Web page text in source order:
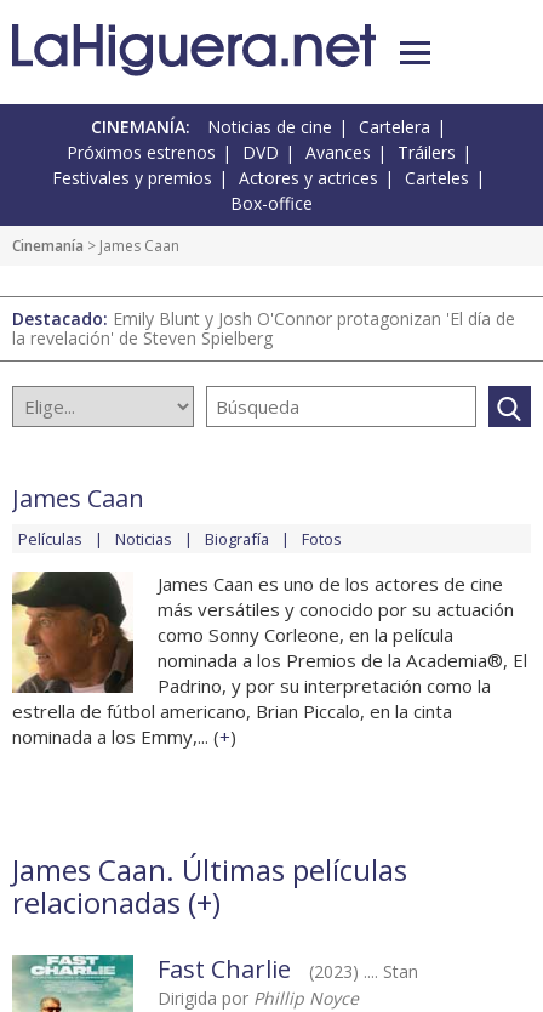
CINEMANÍA: Noticias de cine
Cartelera
Próximos estrenos
DVD Avances
Tráilers
Festivales y premios
Actores y actrices
Carteles
Box-office
Cinemanía > James Caan
Destacado: Emily Blunt y Josh O'Connor protagonizan 'El día de
la revelación' de Steven Spielberg
James Caan
Películas Noticias Biografía Fotos
James Caan es uno de los actores de cine
más versátiles y conocido por su actuación
como Sonny Corleone, en la película
nominada a los Premios de la Academia®, El
Padrino, y por su interpretación como la
estrella de fútbol americano, Brian Piccalo, en la cinta
nominada a los Emmy,... (+)
James Caan. Últimas películas
relacionadas (+)
Fast Charlie
(2023) .... Stan
Dirigida por Phillip Noyce